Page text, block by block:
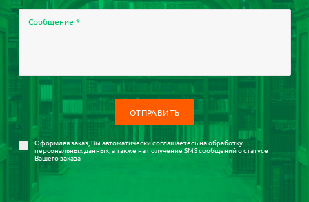
Сообщение *
Оформляя заказ, Вы автоматически соглашаетесь наобработку
персональных данных, а также на получение SMS сообщений о статусе
Вашего заказа